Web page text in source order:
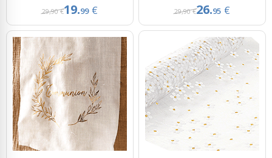
29,90 €19.99 € 29,90 €26.95 €